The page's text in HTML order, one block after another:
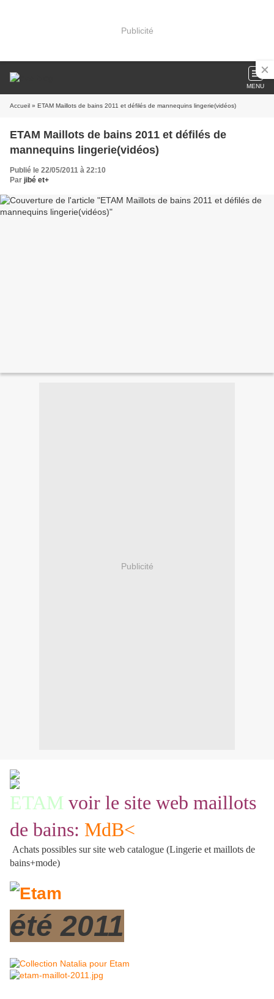
Publicité
MENU
Accueil » ETAM Maillots de bains 2011 et défilés de mannequins lingerie(vidéos)
ETAM Maillots de bains 2011 et défilés de
mannequins lingerie(vidéos)
Publié le 22/05/2011 à 22:10
Par jibé et+
Publicité
ETAM voir le site web maillots
de bains: MdB<
Achats possibles sur site web catalogue (Lingerie et maillots de
bains+mode)
été 2011